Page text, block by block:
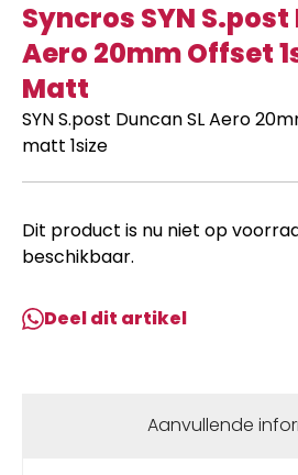
Syncros SYN S.post
Aero 20mm Offset
Matt
SYN S.post Duncan SL Aero
matt 1size
Dit product is nu niet op
beschikbaar.
Deel dit artikel
Aanvullende